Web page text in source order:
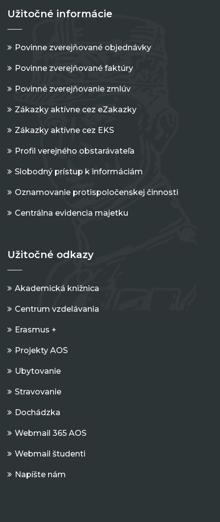
Užitočné informácie
Povinne zverejňované objednávky
Povinne zverejňované faktúry
Povinné zverejňovanie zmlúv
Zákazky aktívne cez eZakazky
Zákazky aktívne cez EKS
Profil verejného obstarávateľa
Slobodný prístup k informáciám
Oznamovanie protispoločenskej činnosti
Centrálna evidencia majetku
Užitočné odkazy
Akademická knižnica
Centrum vzdelávania
Erasmus +
Projekty AOS
Ubytovanie
Stravovanie
Dochádzka
Webmail 365 AOS
Webmail študenti
Napíšte nám